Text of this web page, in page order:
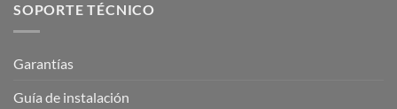
SOPORTE TÉCNICO
Garantías
Guía de instalación